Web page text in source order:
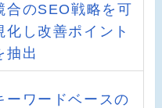
合のSEO戦略を可
化し改善ポイント
抽出
ーワードベースの